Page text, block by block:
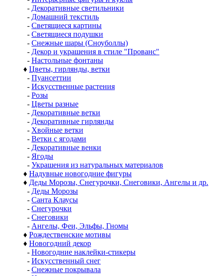
- Декоративные светильники
- Домашний текстиль
- Светящиеся картины
- Светящиеся подушки
- Снежные шары (Сноуболлы)
- Декор и украшения в стиле "Прованс"
- Настольные фонтаны
♦ Цветы, гирлянды, ветки
- Пуансеттии
- Искусственные растения
- Розы
- Цветы разные
- Декоративные ветки
- Декоративные гирлянды
- Хвойные ветки
- Ветки с ягодами
- Декоративные венки
- Ягоды
- Украшения из натуральных материалов
♦ Надувные новогодние фигуры
♦ Деды Морозы, Снегурочки, Снеговики, Ангелы и др.
- Деды Морозы
- Санта Клаусы
- Снегурочки
- Снеговики
- Ангелы, Феи, Эльфы, Гномы
♦ Рождественские мотивы
♦ Новогодний декор
- Новогодние наклейки-стикеры
- Искусственный снег
- Снежные покрывала